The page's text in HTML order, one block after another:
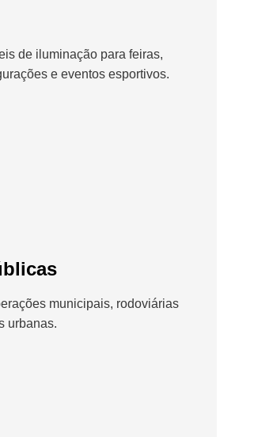
de iluminação para feiras,
e eventos esportivos.
municipais, rodoviárias
urbanas.